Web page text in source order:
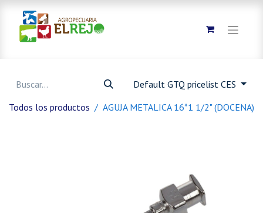
Default GTQ pricelist CES
Todos los productos
AGUJA METALICA 16*1 1/2" (DOCENA)